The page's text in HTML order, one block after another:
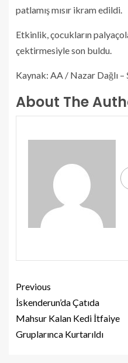
patlamış mısır ikram edildi.
Etkinlik, çocukların
çektirmesiyle son buldu.
Kaynak: AA / Nazar Dağlı
About The
Previous
İskenderun’da Çatıda
Mahsur Kalan Kedi İtfaiye
Gruplarınca Kurtarıldı